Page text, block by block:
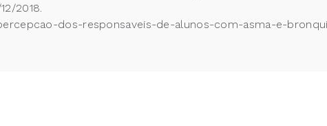
2018.
dos-responsaveis-de-alunos-com-asma-e-